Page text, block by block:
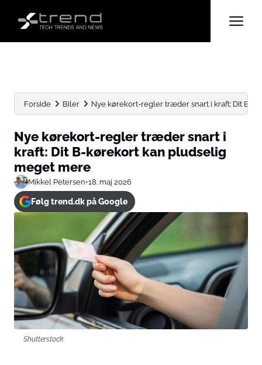
Forside Biler Nye kørekort-regler træder snart i kraft: Dit B-
Nye kørekort-regler træder snart i
kraft: Dit B-kørekort kan pludselig
meget mere
Mikkel Petersen•18. maj 2026
Følg trend.dk på Google
Shutterstock